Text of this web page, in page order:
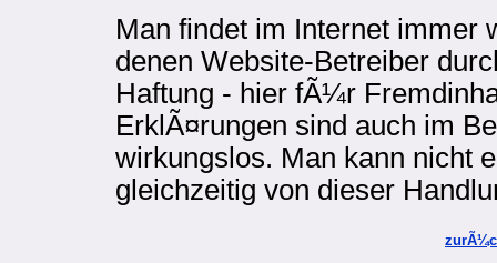
Man findet im Internet immer
denen Website-Betreiber
Haftung - hier fÃ¼r
ErklÃ¤rungen sind auch im
wirkungslos. Man kann nicht
gleichzeitig von dieser